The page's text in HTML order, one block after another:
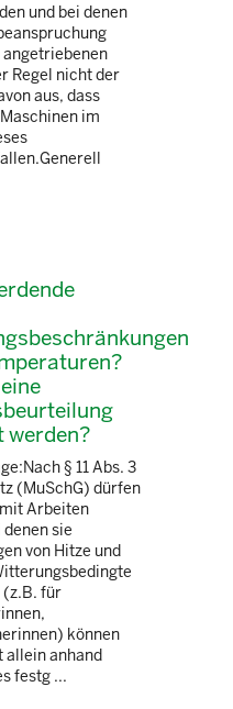
und bei denen
Regel nicht der
aus, dass
im
werden?
§ 11 Abs. 3
(MuSchG) dürfen
Arbeiten
sie
von Hitze und
(z.B. für
können
allein anhand
festg ...